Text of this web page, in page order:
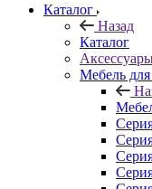
Каталог
Назад
Каталог
Мебель для